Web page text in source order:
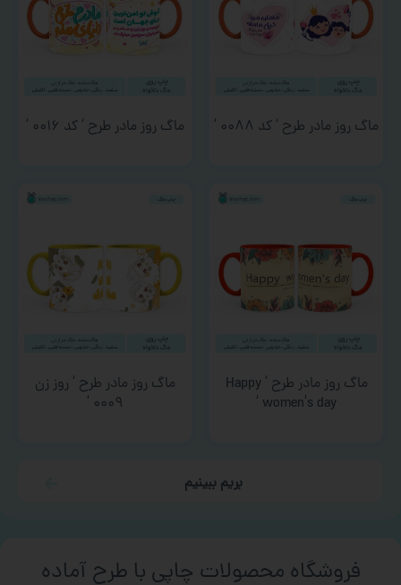
ماگ روز مادر طرح ‘ کد ۰۰۸۸ ‘ ماگ روز مادر طرح ‘ کد ۰۰۱۶ ‘
ماگ روز مادر طرح ‘ Happy
women’s day ‘
ماگ روز مادر طرح ‘ روز زن
۰۰۰۹ ‘
بریم ببینیم
فروشگاه محصولات چاپی با طرح آماده